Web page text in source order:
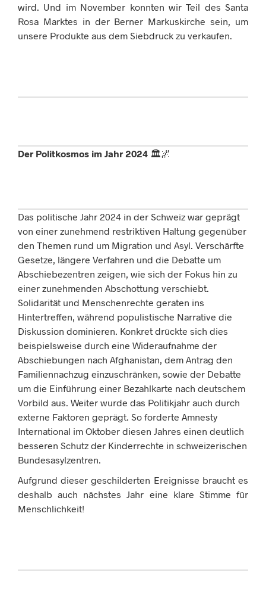
wird. Und im November konnten wir Teil des Santa
Rosa Marktes in der Berner Markuskirche sein, um
unsere Produkte aus dem Siebdruck zu verkaufen.
Der Politkosmos im Jahr 2024 🏛️🌌
Das politische Jahr 2024 in der Schweiz war geprägt
von einer zunehmend restriktiven Haltung gegenüber
den Themen rund um Migration und Asyl. Verschärfte
Gesetze, längere Verfahren und die Debatte um
Abschiebezentren zeigen, wie sich der Fokus hin zu
einer zunehmenden Abschottung verschiebt.
Solidarität und Menschenrechte geraten ins
Hintertreffen, während populistische Narrative die
Diskussion dominieren. Konkret drückte sich dies
beispielsweise durch eine Wideraufnahme der
Abschiebungen nach Afghanistan, dem Antrag den
Familiennachzug einzuschränken, sowie der Debatte
um die Einführung einer Bezahlkarte nach deutschem
Vorbild aus. Weiter wurde das Politikjahr auch durch
externe Faktoren geprägt. So forderte Amnesty
International im Oktober diesen Jahres einen deutlich
besseren Schutz der Kinderrechte in schweizerischen
Bundesasylzentren.
Aufgrund dieser geschilderten Ereignisse braucht es
deshalb auch nächstes Jahr eine klare Stimme für
Menschlichkeit!